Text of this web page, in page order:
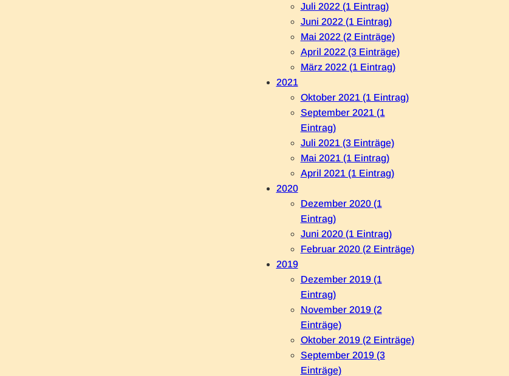
Juli 2022 (1 Eintrag)
Juni 2022 (1 Eintrag)
Mai 2022 (2 Einträge)
April 2022 (3 Einträge)
März 2022 (1 Eintrag)
2021
Oktober 2021 (1 Eintrag)
September 2021 (1
Eintrag)
Juli 2021 (3 Einträge)
Mai 2021 (1 Eintrag)
April 2021 (1 Eintrag)
2020
Dezember 2020 (1
Eintrag)
Juni 2020 (1 Eintrag)
Februar 2020 (2 Einträge)
2019
Dezember 2019 (1
Eintrag)
November 2019 (2
Einträge)
Oktober 2019 (2 Einträge)
September 2019 (3
Einträge)